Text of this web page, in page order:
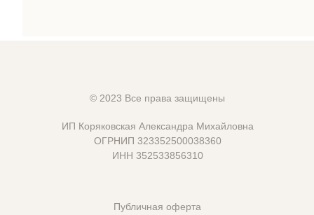
© 2023 Все права защищены
ИП Коряковская Александра Михайловна
ОГРНИП 323352500038360
ИНН 352533856310
Публичная оферта